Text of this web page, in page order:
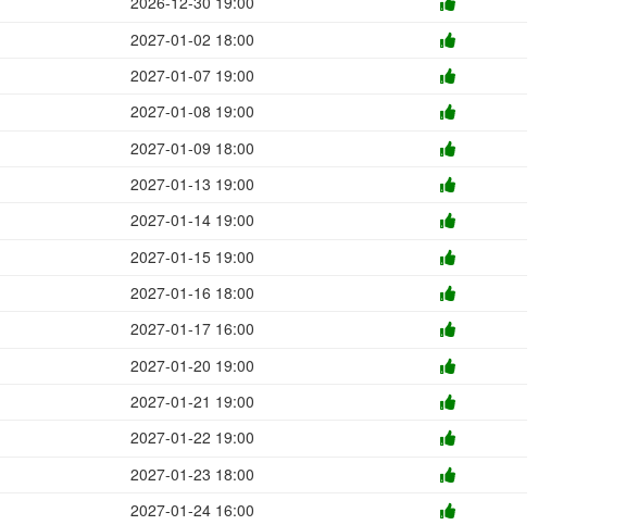
2027-01-02 18:00
2027-01-07 19:00
2027-01-08 19:00
2027-01-09 18:00
2027-01-13 19:00
2027-01-14 19:00
2027-01-15 19:00
2027-01-16 18:00
2027-01-17 16:00
2027-01-20 19:00
2027-01-21 19:00
2027-01-22 19:00
2027-01-23 18:00
2027-01-24 16:00